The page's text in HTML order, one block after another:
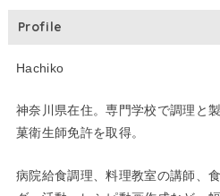
Profile
Hachiko
神奈川県在住。専門学校で調理と
菓衛生師免許を取得。
病院給食調理、料理教室の講師、